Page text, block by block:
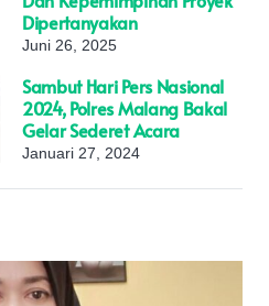
Dipertanyakan
Juni 26, 2025
Sambut Hari Pers Nasional
2024, Polres Malang Bakal
Gelar Sederet Acara
Januari 27, 2024